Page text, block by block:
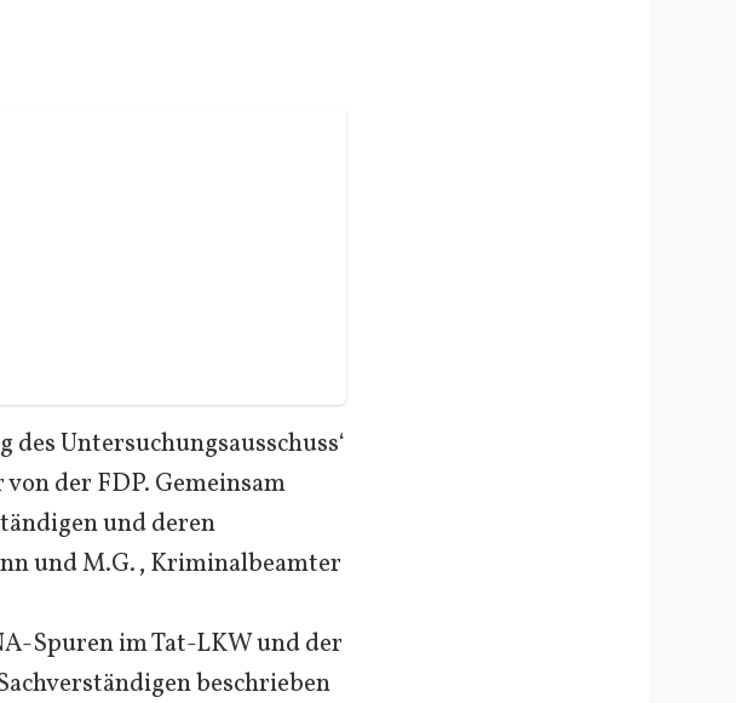
Untersuchungsausschuss‘
der FDP. Gemeinsam
und deren
und M.G., Kriminalbeamter
Spuren im Tat-LKW und der
beschrieben